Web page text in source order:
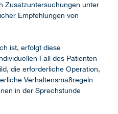
Zusatzuntersuchungen unter
Empfehlungen von
ist, erfolgt diese
Fall des Patienten
die erforderliche Operation,
Verhaltensmaßregeln
in der Sprechstunde